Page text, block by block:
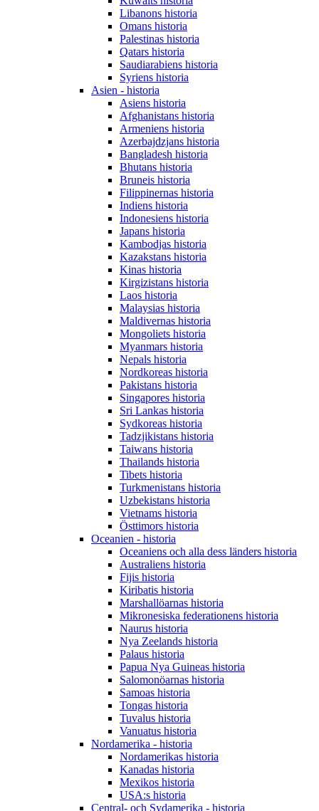
Libanons historia
Omans historia
Palestinas historia
Qatars historia
Saudiarabiens historia
Syriens historia
Asien - historia
Asiens historia
Afghanistans historia
Armeniens historia
Azerbajdzjans historia
Bangladesh historia
Bhutans historia
Bruneis historia
Filippinernas historia
Indiens historia
Indonesiens historia
Japans historia
Kambodjas historia
Kazakstans historia
Kinas historia
Kirgizistans historia
Laos historia
Malaysias historia
Maldivernas historia
Mongoliets historia
Myanmars historia
Nepals historia
Nordkoreas historia
Pakistans historia
Singapores historia
Sri Lankas historia
Sydkoreas historia
Tadzjikistans historia
Taiwans historia
Thailands historia
Tibets historia
Turkmenistans historia
Uzbekistans historia
Vietnams historia
Östtimors historia
Oceanien - historia
Oceaniens och alla dess länders historia
Australiens historia
Fijis historia
Kiribatis historia
Marshallöarnas historia
Mikronesiska federationens historia
Naurus historia
Nya Zeelands historia
Palaus historia
Papua Nya Guineas historia
Salomonöarnas historia
Samoas historia
Tongas historia
Tuvalus historia
Vanuatus historia
Nordamerika - historia
Nordamerikas historia
Kanadas historia
Mexikos historia
USA:s historia
Central- och Sydamerika - historia